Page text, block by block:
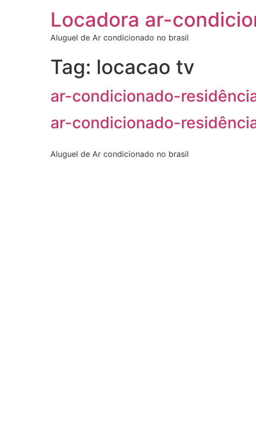
Locadora ar-
Aluguel de Ar condicionado no brasil
Tag: locacao tv
ar-condicionado-
ar-condicionado-
Aluguel de Ar condicionado no brasil